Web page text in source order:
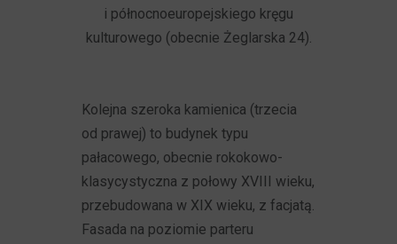
i północnoeuropejskiego kręgu
kulturowego (obecnie Żeglarska 24).
Kolejna szeroka kamienica (trzecia
od prawej) to budynek typu
pałacowego, obecnie rokokowo-
klasycystyczna z połowy XVIII wieku,
przebudowana w XIX wieku, z facjatą.
Fasada na poziomie parteru